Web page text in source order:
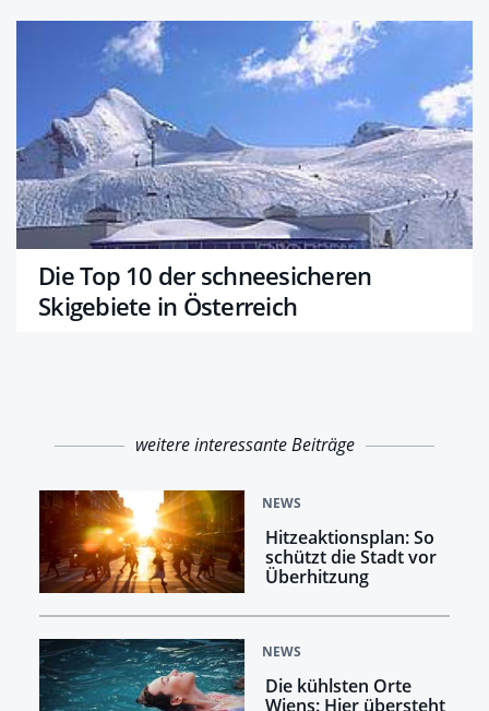
Die Top 10 der schneesicheren
Skigebiete in Österreich
weitere interessante Beiträge
NEWS
Hitzeaktionsplan: So
schützt die Stadt vor
Überhitzung
NEWS
Die kühlsten Orte
Wiens: Hier übersteht